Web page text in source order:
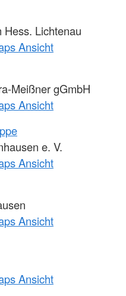
Hess. Lichtenau
Ansicht
Meißner gGmbH
Ansicht
e. V.
Ansicht
Ansicht
Ansicht